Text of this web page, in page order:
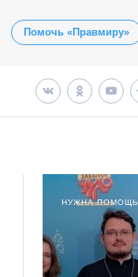
Помочь «Правмиру»
НУЖНА ПОМОЩЬ